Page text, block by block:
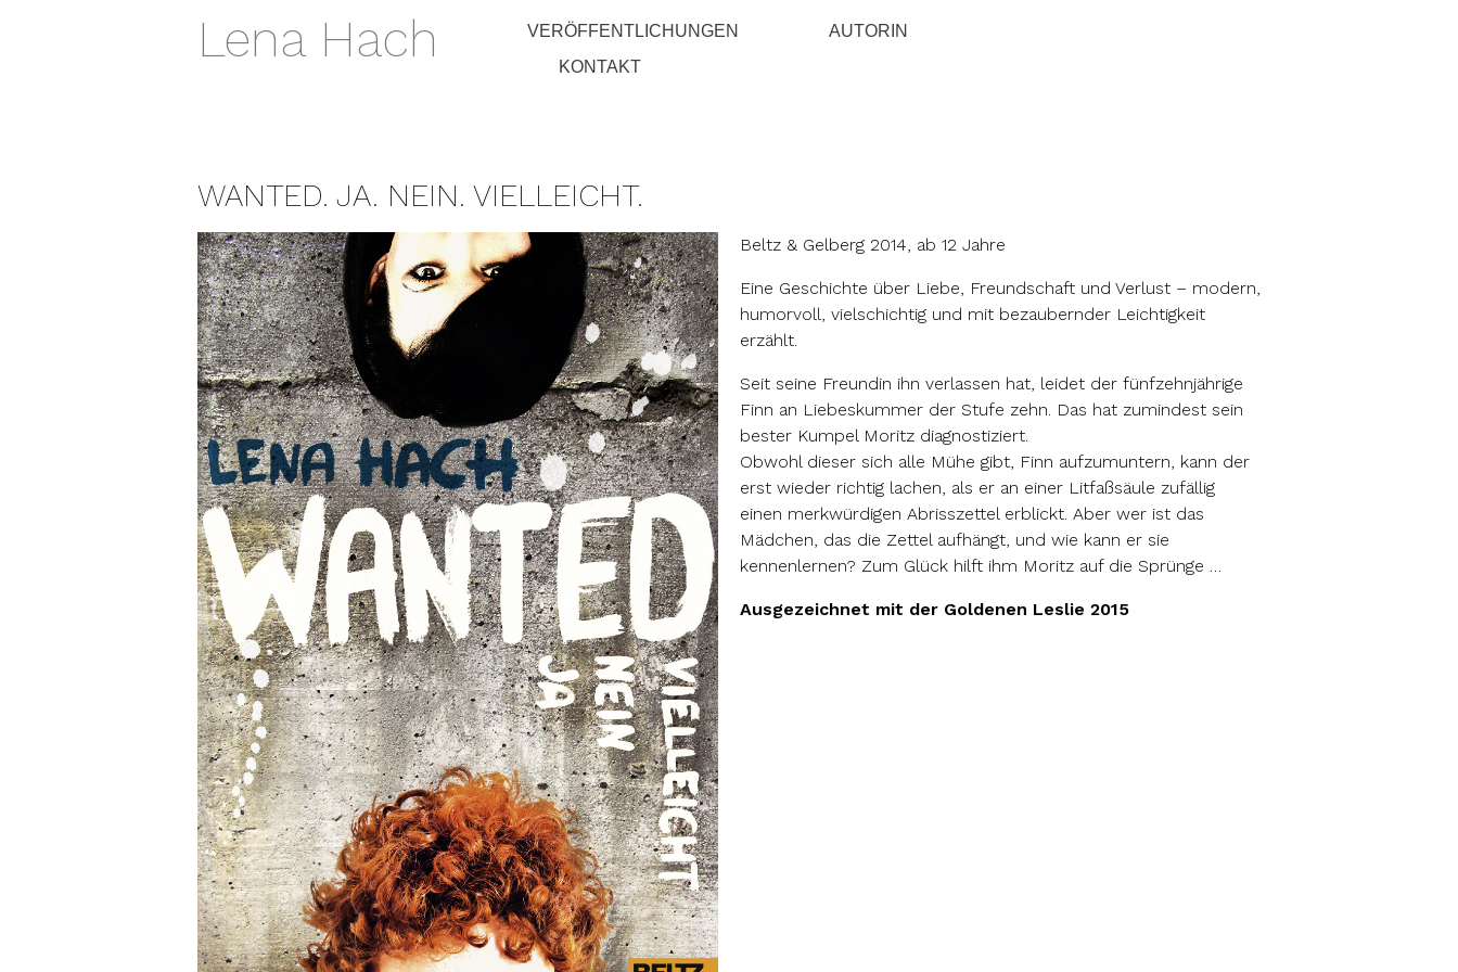
Lena Hach VERÖFFENTLICHUNGEN
AUTORIN
KONTAKT
WANTED. JA. NEIN. VIELLEICHT.
Beltz & Gelberg 2014, ab 12 Jahre
Eine Geschichte über Liebe, Freundschaft und Verlust – modern,
humorvoll, vielschichtig und mit bezaubernder Leichtigkeit
erzählt.
Seit seine Freundin ihn verlassen hat, leidet der fünfzehnjährige
Finn an Liebeskummer der Stufe zehn. Das hat zumindest sein
bester Kumpel Moritz diagnostiziert.
Obwohl dieser sich alle Mühe gibt, Finn aufzumuntern, kann der
erst wieder richtig lachen, als er an einer Litfaßsäule zufällig
einen merkwürdigen Abrisszettel erblickt. Aber wer ist das
Mädchen, das die Zettel aufhängt, und wie kann er sie
kennenlernen? Zum Glück hilft ihm Moritz auf die Sprünge …
Ausgezeichnet mit der Goldenen Leslie 2015